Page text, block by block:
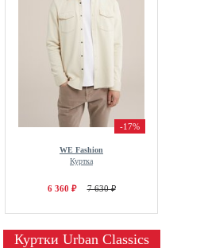
-17%
WE Fashion
Куртка
6 360 ₽ 7 630 ₽
Куртки Urban Classics